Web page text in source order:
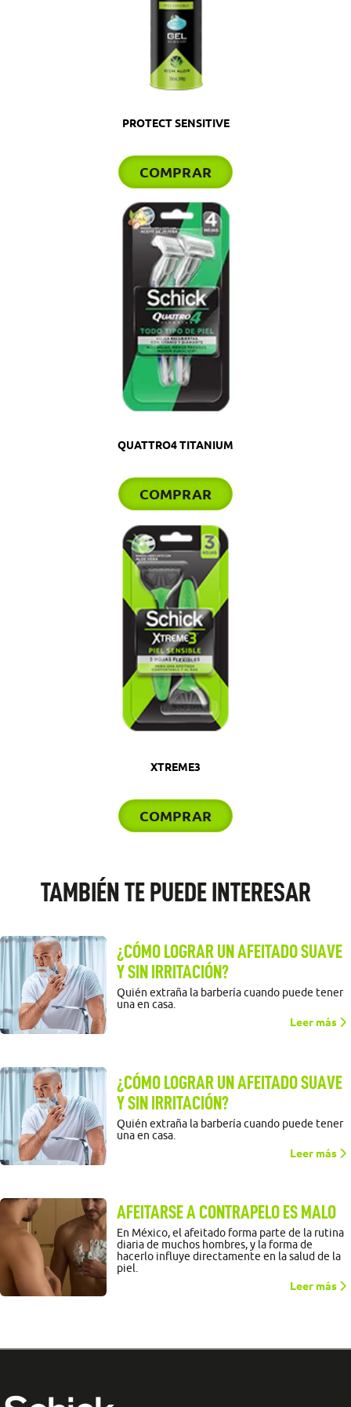
PROTECT SENSITIVE
COMPRAR
QUATTRO4 TITANIUM
COMPRAR
XTREME3
COMPRAR
TAMBIÉN TE PUEDE INTERESAR
¿CÓMO LOGRAR UN AFEITADO SUAVE
Y SIN IRRITACIÓN?
Quién extraña la barbería cuando puede tener
una en casa.
Leer más
¿CÓMO LOGRAR UN AFEITADO SUAVE
Y SIN IRRITACIÓN?
Quién extraña la barbería cuando puede tener
una en casa.
Leer más
AFEITARSE A CONTRAPELO ES MALO
En México, el afeitado forma parte de la rutina
diaria de muchos hombres, y la forma de
hacerlo influye directamente en la salud de la
piel.
Leer más